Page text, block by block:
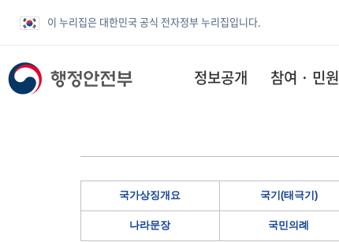
이 누리집은 대한민국 공식 전자정부 누리집입니다.
정보공개 참여 · 민원
국가상징개요 국기(태극기)
나라문장 국민의례